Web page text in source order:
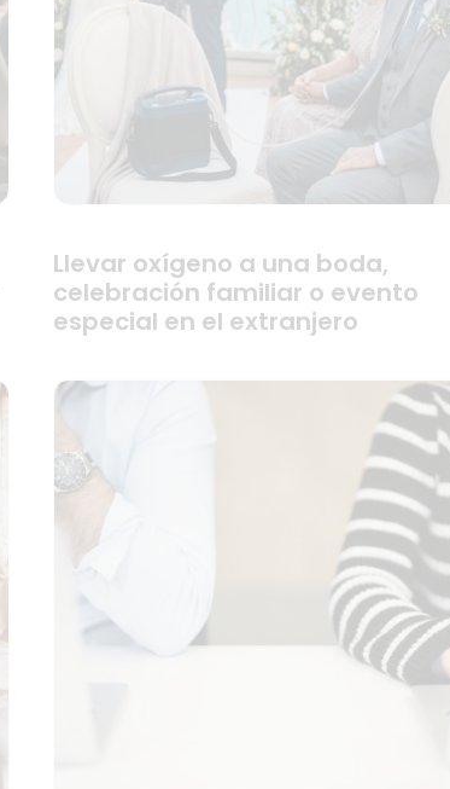
Llevar oxígeno a una boda,
celebración familiar o evento
especial en el extranjero